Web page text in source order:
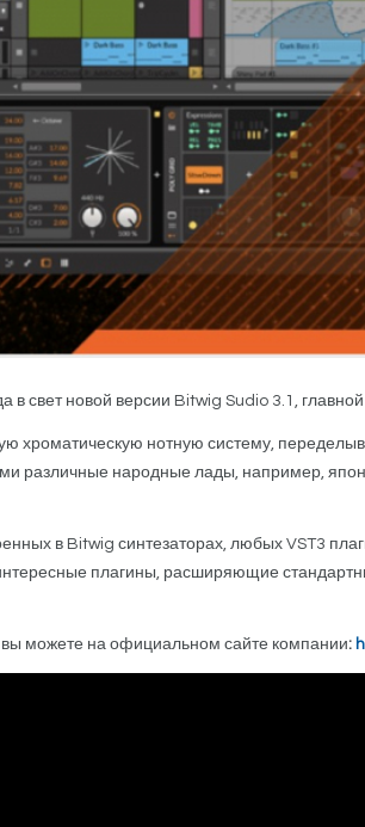
свет новой версии Bitwig Sudio 3.1,
хроматическую нотную систему,
различные народные лады, например,
в Bitwig синтезаторах, любых VST3
плагины, расширяющие
вы можете на официальном сайте компании: